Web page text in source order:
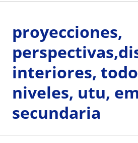
proyecciones,
interiores,
niveles, utu,
secundaria